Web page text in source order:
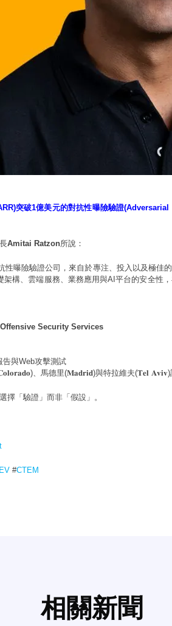
突破1億美元的對抗性曝險驗證
Amitai Ratzon所說：
性曝險驗證公司，來自於專注、投入以及極佳
架構、雲端服務、業務應用與AI平台的安全性
Security Services
告與Web攻擊測試
、馬德里(𝐌𝐚𝐝𝐫𝐢𝐝)與特拉維夫(𝐓𝐞𝐥
擇「驗證」而非「假設」。
#CTEM
相關新聞